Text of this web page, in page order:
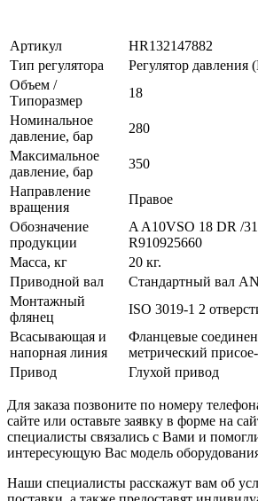
Артикул
HR132147882
Тип регулятора
Регулятор давления
Объем /
Типоразмер
18
Номинальное
давление, бар
280
Максимальное
давление, бар
350
Направление
вращения
Правое
Обозначение
продукции
A A10VSO 18 DR /
R910925660
Масса, кг
20 кг.
Приводной вал
Стандартный вал
Монтажный
флянец
ISO 3019-1 2
Всасывающая и
напорная линия
Фланцевые
метрический
Привод
Глухой привод
Для заказа позвоните по номеру
сайте или оставьте заявку в форме на
специалисты связались с Вами и
интересующую Вас модель
Наши специалисты расскажут вам об